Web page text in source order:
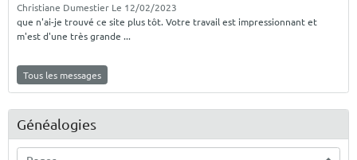
Christiane Dumestier Le 12/02/2023
que n'ai-je trouvé ce site plus tôt. Votre travail est impressionnant et
m'est d'une très grande ...
Tous les messages
Généalogies